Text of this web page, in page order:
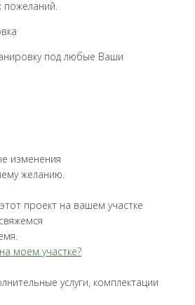
пожеланий.
под любые Ваши
изменения
желанию.
проект на вашем участке
моем участке?
услуги, комплектации